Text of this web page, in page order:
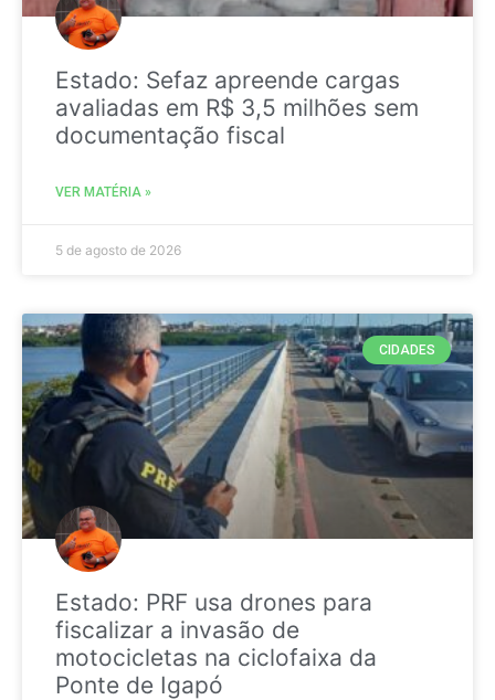
Estado: Sefaz apreende cargas
avaliadas em R$ 3,5 milhões sem
documentação fiscal
VER MATÉRIA »
5 de agosto de 2026
CIDADES
Estado: PRF usa drones para
fiscalizar a invasão de
motocicletas na ciclofaixa da
Ponte de Igapó